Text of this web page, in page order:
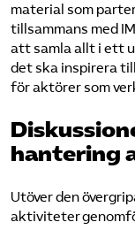
material som
tillsammans med
att samla allt i ett
det ska inspirera
för aktörer som
hantering
Utöver den
aktiviteter